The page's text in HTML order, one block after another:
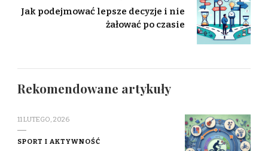
Jak podejmować lepsze decyzje i nie
żałować po czasie
Rekomendowane artykuły
11 LUTEGO, 2026
SPORT I AKTYWNOŚĆ